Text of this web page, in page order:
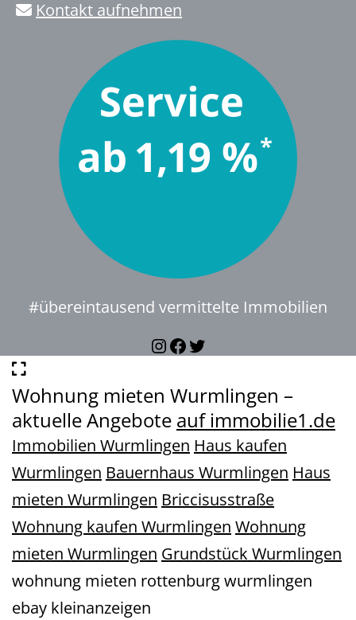
Kontakt aufnehmen
#übereintausend vermittelte Immobilien
Instagram
Facebook
Twitter
Wohnung mieten Wurmlingen –
aktuelle Angebote auf immobilie1.de
Immobilien Wurmlingen Haus kaufen
Wurmlingen Bauernhaus Wurmlingen Haus
mieten Wurmlingen Briccisusstraße
Wohnung kaufen Wurmlingen Wohnung
mieten Wurmlingen Grundstück Wurmlingen
wohnung mieten rottenburg wurmlingen
ebay kleinanzeigen